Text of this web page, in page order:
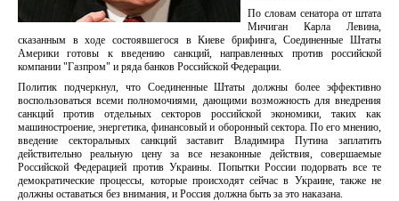
По словам сенатора от штата
Мичиган Карла Левина,
сказанным в ходе состоявшегося в Киеве брифинга, Соединенные Штаты
Америки готовы к введению санкций, направленных против российской
компании "Газпром" и ряда банков Российской Федерации.
Политик подчеркнул, что Соединенные Штаты должны более эффективно
воспользоваться всеми полномочиями, дающими возможность для внедрения
санкций против отдельных секторов российской экономики, таких как
машиностроение, энергетика, финансовый и оборонный сектора. По его мнению,
введение секторальных санкций заставит Владимира Путина заплатить
действительно реальную цену за все незаконные действия, совершаемые
Российской Федерацией против Украины. Попытки России подорвать все те
демократические процессы, которые происходят сейчас в Украине, также не
должны оставаться без внимания, и Россия должна быть за это наказана.